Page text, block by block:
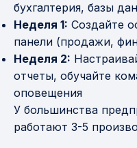
бухгалтерия, базы
Неделя 1: Создайте
панели (продажи,
Неделя 2:
отчеты, обучайте
оповещения
У большинства
работают 3-5